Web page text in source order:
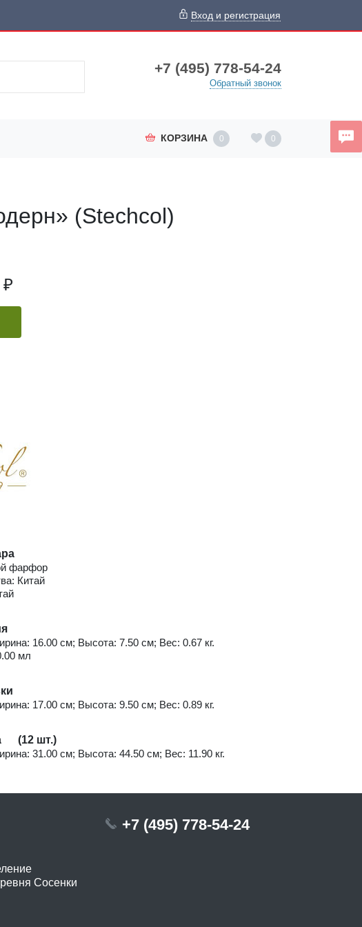
Вход и регистрация
+7 (495) 778-54-24
Обратный звонок
КОРЗИНА 0 0
(Stechcol)
₽
фарфор
Китай
16.00 см; Высота: 7.50 см; Вес: 0.67 кг.
мл
17.00 см; Высота: 9.50 см; Вес: 0.89 кг.
(12 шт.)
31.00 см; Высота: 44.50 см; Вес: 11.90 кг.
Сосенки
+7 (495) 778-54-24